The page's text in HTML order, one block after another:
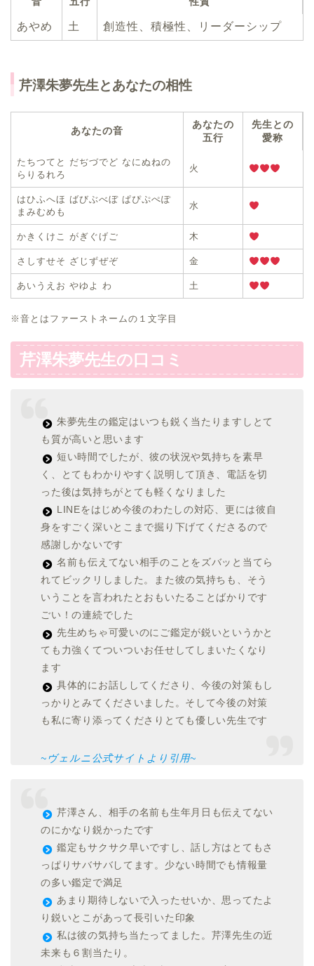
あやめ 土 創造性、積極性、リーダーシップ
芹澤朱夢先生とあなたの相性
あなたの音
あなたの
五行
先生との
愛称
たちつてと だぢづでど なにぬねの
らりるれろ
火
はひふへほ ばびぶべぼ ぱぴぷぺぽ
まみむめも
水
かきくけこ がぎぐげご 木
さしすせそ ざじずぜぞ 金
あいうえお やゆよ わ 土
※音とはファーストネームの１文字目
芹澤朱夢先生の口コミ
朱夢先生の鑑定はいつも鋭く当たりますしとて
も質が高いと思います
短い時間でしたが、彼の状況や気持ちを素早
く、とてもわかりやすく説明して頂き、電話を切
った後は気持ちがとても軽くなりました
LINEをはじめ今後のわたしの対応、更には彼自
身をすごく深いとこまで掘り下げてくださるので
感謝しかないです
名前も伝えてない相手のことをズバッと当てら
れてビックリしました。また彼の気持ちも、そう
いうことを言われたとおもいたることばかりです
ごい！の連続でした
先生めちゃ可愛いのにご鑑定が鋭いというかと
ても力強くてついついお任せしてしまいたくなり
ます
具体的にお話ししてくださり、今後の対策もし
っかりとみてくださいました。そして今後の対策
も私に寄り添ってくださりとても優しい先生です
~ヴェルニ公式サイトより引用~
芹澤さん、相手の名前も生年月日も伝えてない
のにかなり鋭かったです
鑑定もサクサク早いですし、話し方はとてもさ
っぱりサバサバしてます。少ない時間でも情報量
の多い鑑定で満足
あまり期待しないで入ったせいか、思ってたよ
り鋭いとこがあって長引いた印象
私は彼の気持ち当たってました。芹澤先生の近
未来も６割当たり。